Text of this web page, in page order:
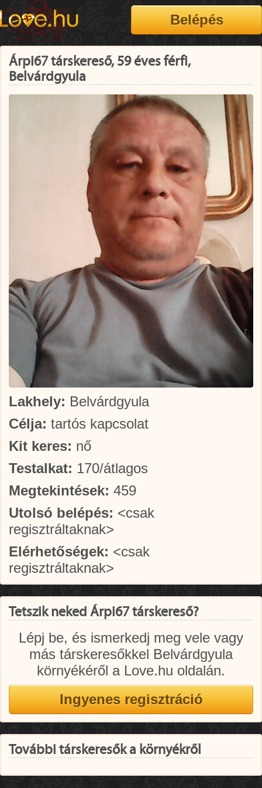
Árpi67 társkereső, 59 éves férfi,
Belvárdgyula
Lakhely: Belvárdgyula
Célja: tartós kapcsolat
Kit keres: nő
Testalkat: 170/átlagos
Megtekintések: 459
Utolsó belépés: <csak
regisztráltaknak>
Elérhetőségek: <csak
regisztráltaknak>
Tetszik neked Árpi67 társkereső?
Lépj be, és ismerkedj meg vele vagy
más társkeresőkkel Belvárdgyula
környékéről a Love.hu oldalán.
További társkeresők a környékről